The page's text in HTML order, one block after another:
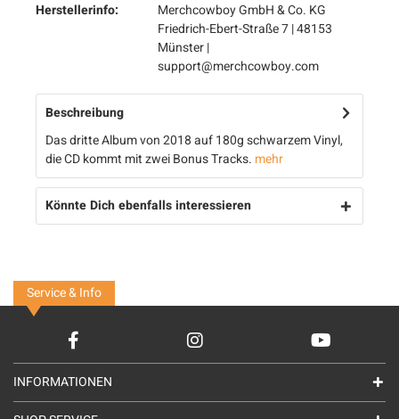
Herstellerinfo:
Merchcowboy GmbH & Co. KG
Friedrich-Ebert-Straße 7 | 48153
Münster |
support@merchcowboy.com
Beschreibung
Das dritte Album von 2018 auf 180g schwarzem Vinyl,
die CD kommt mit zwei Bonus Tracks. mehr
Könnte Dich ebenfalls interessieren
Service & Info
INFORMATIONEN